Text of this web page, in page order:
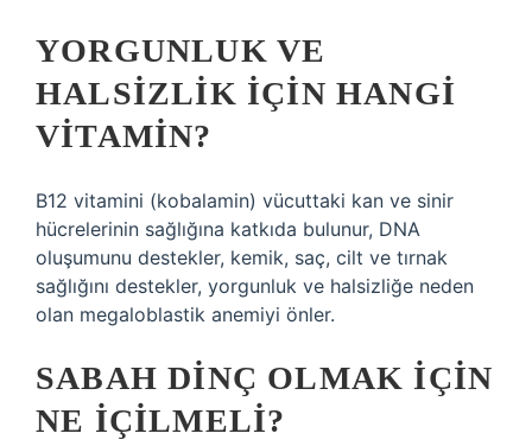
YORGUNLUK VE
HALSIZLIK IÇIN HANGI
VITAMIN?
B12 vitamini (kobalamin) vücuttaki kan ve sinir
hücrelerinin sağlığına katkıda bulunur, DNA
oluşumunu destekler, kemik, saç, cilt ve tırnak
sağlığını destekler, yorgunluk ve halsizliğe neden
olan megaloblastik anemiyi önler.
SABAH DINÇ OLMAK IÇIN
NE IÇILMELI?